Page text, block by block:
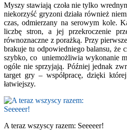
Myszy stawiają czoła nie tylko
niekorzyść gryzoni działa również
czas, odmierzany na serowym kole.
liczbę stron, a jej przekroczenie
równoznaczne z porażką. Przy
brakuje tu odpowiedniego balansu, że
szybko, co uniemożliwia wykonanie
ogóle nie sprzyjają. Później jednak
target gry – współpracę, dzięki
łatwiejszy.
A teraz wszyscy razem: Seeeeer!